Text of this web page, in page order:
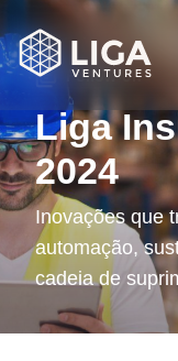
5 de novembro
Follow-on
Liga
2024
Inovações que
automação,
cadeia de